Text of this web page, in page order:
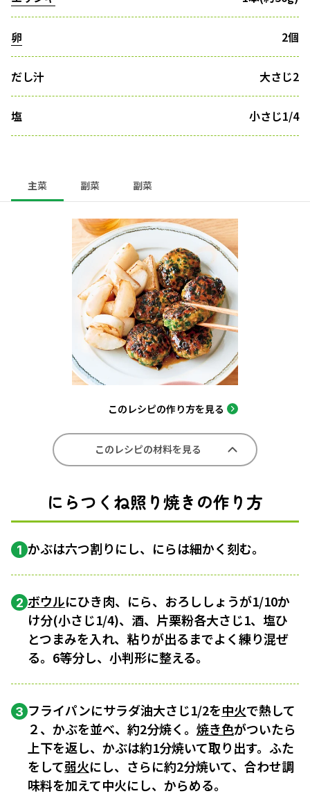
卵 2個
だし汁 大さじ2
塩 小さじ1/4
主菜 副菜 副菜
このレシピの作り方を見る
このレシピの材料を見る
にらつくね照り焼きの作り方
1 かぶは六つ割りにし、にらは細かく刻む。
2 ボウルにひき肉、にら、おろししょうが1/10か
け分(小さじ1/4)、酒、片栗粉各大さじ1、塩ひ
とつまみを入れ、粘りが出るまでよく練り混ぜ
る。6等分し、小判形に整える。
3 フライパンにサラダ油大さじ1/2を中火で熱して
２、かぶを並べ、約2分焼く。 焼き色がついたら
上下を返し、かぶは約1分焼いて取り出す。ふた
をして弱火にし、さらに約2分焼いて、合わせ調
味料を加えて中火にし、からめる。